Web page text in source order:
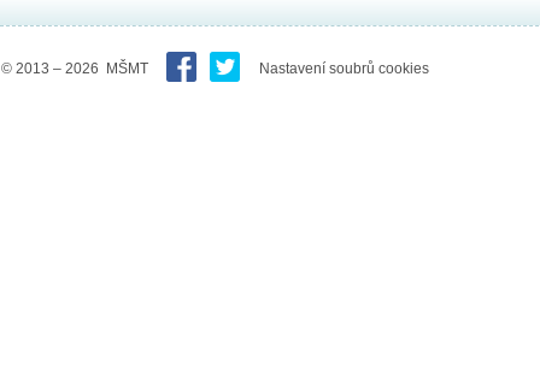
© 2013 – 2026 MŠMT Nastavení soubrů cookies